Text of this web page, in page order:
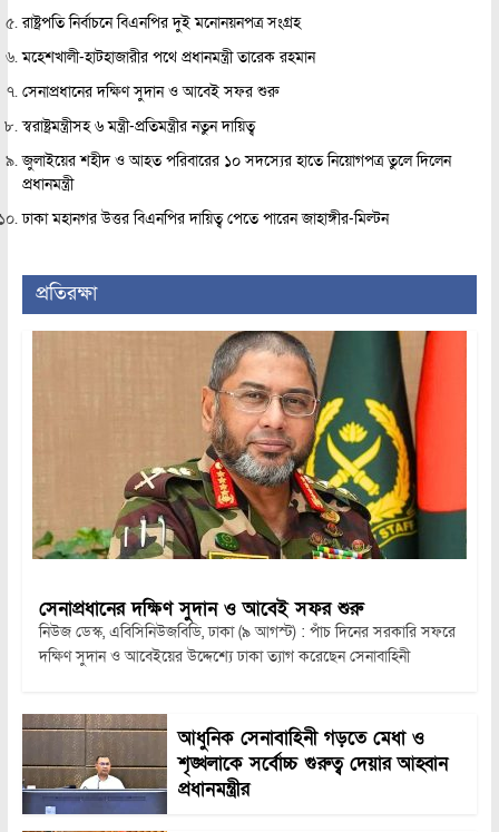
রাষ্ট্রপতি নির্বাচনে বিএনপির দুই মনোনয়নপত্র সংগ্রহ
মহেশখালী-হাটহাজারীর পথে প্রধানমন্ত্রী তারেক রহমান
সেনাপ্রধানের দক্ষিণ সুদান ও আবেই সফর শুরু
স্বরাষ্ট্রমন্ত্রীসহ ৬ মন্ত্রী-প্রতিমন্ত্রীর নতুন দায়িত্ব
জুলাইয়ের শহীদ ও আহত পরিবারের ১০ সদস্যের হাতে নিয়োগপত্র তুলে দিলেন
প্রধানমন্ত্রী
ঢাকা মহানগর উত্তর বিএনপির দায়িত্ব পেতে পারেন জাহাঙ্গীর-মিল্টন
প্রতিরক্ষা
সেনাপ্রধানের দক্ষিণ সুদান ও আবেই সফর শুরু
নিউজ ডেস্ক, এবিসিনিউজবিডি, ঢাকা (৯ আগস্ট) : পাঁচ দিনের সরকারি সফরে
দক্ষিণ সুদান ও আবেইয়ের উদ্দেশ্যে ঢাকা ত্যাগ করেছেন সেনাবাহিনী
আধুনিক সেনাবাহিনী গড়তে মেধা ও
শৃঙ্খলাকে সর্বোচ্চ গুরুত্ব দেয়ার আহ্বান
প্রধানমন্ত্রীর